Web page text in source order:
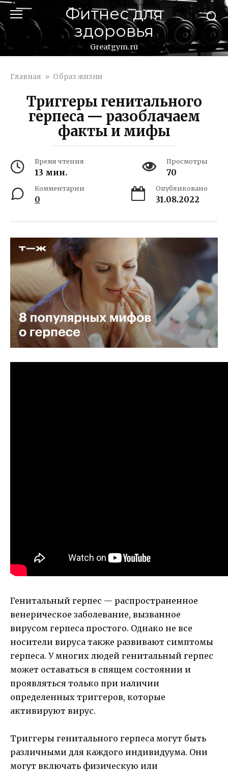
Перейти
контенту
Фитнес для
здоровья
Greatgym.ru
Главная » Образ жизни
Триггеры генитального
герпеса — разоблачаем
факты и мифы
Время чтения
13 мин.
Просмотры
70
Комментарии
0
Опубликовано
31.08.2022
Генитальный герпес — распространенное
венерическое заболевание, вызванное
вирусом герпеса простого. Однако не все
носители вируса также развивают симптомы
герпеса. У многих людей генитальный герпес
может оставаться в спящем состоянии и
проявляться только при наличии
определенных триггеров, которые
активируют вирус.
Триггеры генитального герпеса могут быть
различными для каждого индивидуума. Они
могут включать физическую или